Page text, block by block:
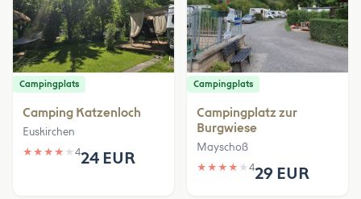
Campingplats
Camping Katzenloch
Euskirchen
★ ★ ★ ★ ★ 424 EUR
Campingplats
Campingplatz zur
Burgwiese
Mayschoß
★ ★ ★ ★ ★ 429 EUR